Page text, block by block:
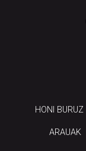
HONI BURUZ
ARAUAK